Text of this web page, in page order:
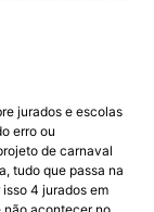
jurados e escolas
erro ou
de carnaval
tudo que passa na
4 jurados em